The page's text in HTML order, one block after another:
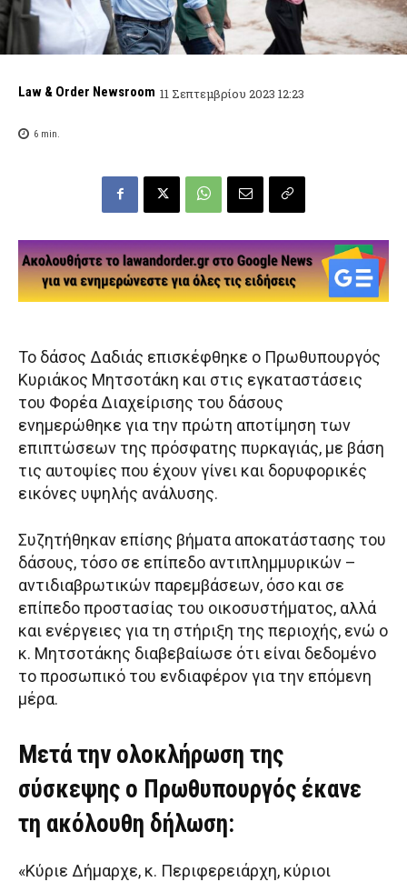
Law & Order Newsroom 11 Σεπτεμβρίου 2023 12:23
6 min.
Το δάσος Δαδιάς επισκέφθηκε ο Πρωθυπουργός
Κυριάκος Μητσοτάκη και στις εγκαταστάσεις
του Φορέα Διαχείρισης του δάσους
ενημερώθηκε για την πρώτη αποτίμηση των
επιπτώσεων της πρόσφατης πυρκαγιάς, με βάση
τις αυτοψίες που έχουν γίνει και δορυφορικές
εικόνες υψηλής ανάλυσης.
Συζητήθηκαν επίσης βήματα αποκατάστασης του
δάσους, τόσο σε επίπεδο αντιπλημμυρικών –
αντιδιαβρωτικών παρεμβάσεων, όσο και σε
επίπεδο προστασίας του οικοσυστήματος, αλλά
και ενέργειες για τη στήριξη της περιοχής, ενώ ο
κ. Μητσοτάκης διαβεβαίωσε ότι είναι δεδομένο
το προσωπικό του ενδιαφέρον για την επόμενη
μέρα.
Μετά την ολοκλήρωση της
σύσκεψης ο Πρωθυπουργός έκανε
τη ακόλουθη δήλωση:
«Κύριε Δήμαρχε, κ. Περιφερειάρχη, κύριοι